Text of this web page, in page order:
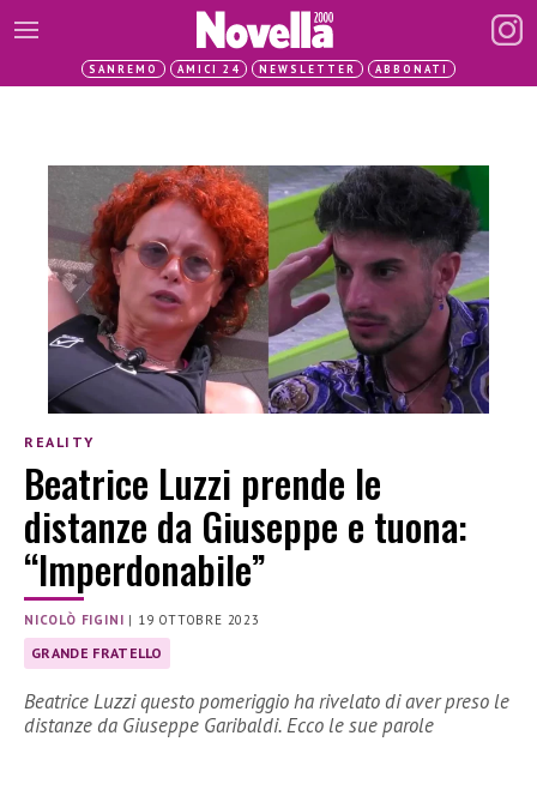
SANREMO AMICI 24 NEWSLETTER ABBONATI
REALITY
Beatrice Luzzi prende le
distanze da Giuseppe e tuona:
“Imperdonabile”
NICOLÒ FIGINI | 19 OTTOBRE 2023
GRANDE FRATELLO
Beatrice Luzzi questo pomeriggio ha rivelato di aver preso le
distanze da Giuseppe Garibaldi. Ecco le sue parole